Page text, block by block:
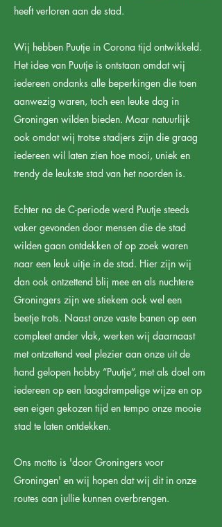
heeft verloren aan de stad.
Wij hebben Puutje in Corona tijd ontwikkeld.
Het idee van Puutje is ontstaan omdat wij
iedereen ondanks alle beperkingen die toen
aanwezig waren, toch een leuke dag in
Groningen wilden bieden. Maar natuurlijk
ook omdat wij trotse stadjers zijn die graag
iedereen wil laten zien hoe mooi, uniek en
trendy de leukste stad van het noorden is.
Echter na de C-periode werd Puutje steeds
vaker gevonden door mensen die de stad
wilden gaan ontdekken of op zoek waren
naar een leuk uitje in de stad. Hier zijn wij
dan ook ontzettend blij mee en als nuchtere
Groningers zijn we stiekem ook wel een
beetje trots. Naast onze vaste banen op een
compleet ander vlak, werken wij daarnaast
met ontzettend veel plezier aan onze uit de
hand gelopen hobby “Puutje”, met als doel om
iedereen op een laagdrempelige wijze en op
een eigen gekozen tijd en tempo onze mooie
stad te laten ontdekken.
Ons motto is 'door Groningers voor
Groningen' en wij hopen dat wij dit in onze
routes aan jullie kunnen overbrengen.